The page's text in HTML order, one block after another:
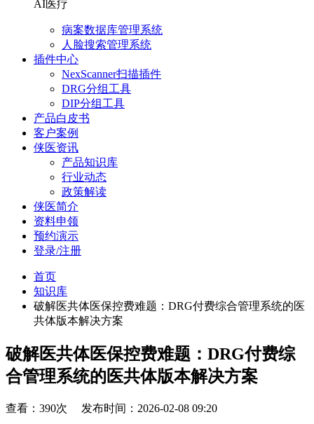
AI医疗
病案数据库管理系统
人脸搜索管理系统
插件中心
NexScanner扫描插件
DRG分组工具
DIP分组工具
产品白皮书
客户案例
侠医资讯
产品知识库
行业动态
政策解读
侠医简介
资料申领
预约演示
登录/注册
首页
知识库
破解医共体医保控费难题：DRG付费综合管理系统的医
共体版本解决方案
破解医共体医保控费难题：DRG付费综
合管理系统的医共体版本解决方案
查看：390次 发布时间：2026-02-08 09:20